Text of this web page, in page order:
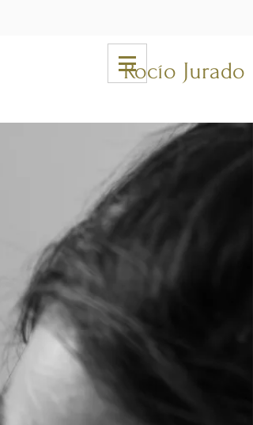
Rocío Jurado